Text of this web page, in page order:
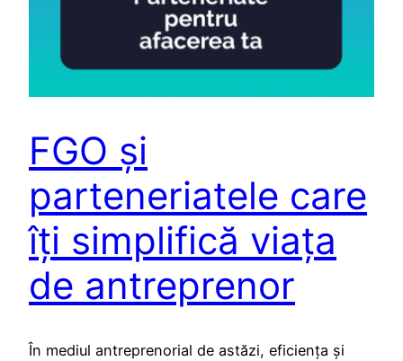
FGO și
parteneriatele care
îți simplifică viața
de antreprenor
În mediul antreprenorial de astăzi, eficiența și